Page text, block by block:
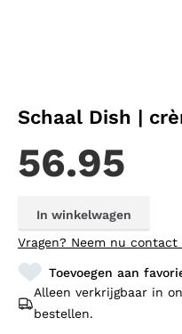
Schaal Dish |
56.95
In winkelwagen
Vragen? Neem nu contact
Toevoegen aan
Alleen verkrijgbaar in
bestellen.